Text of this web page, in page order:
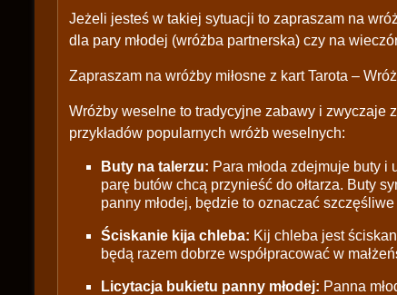
Jeżeli jesteś w takiej sytuacji to zapraszam na
dla pary młodej (wróżba partnerska) czy na
Zapraszam na wróżby miłosne z kart Tarota –
Wróżby weselne to tradycyjne zabawy i zwyczaje
przykładów popularnych wróżb weselnych:
Buty na talerzu: Para młoda zdejmuje buty
parę butów chcą przynieść do ołtarza. Buty
panny młodej, będzie to oznaczać szczęśliwe
Ściskanie kija chleba: Kij chleba jest
będą razem dobrze współpracować w
Licytacja bukietu panny młodej: Panna